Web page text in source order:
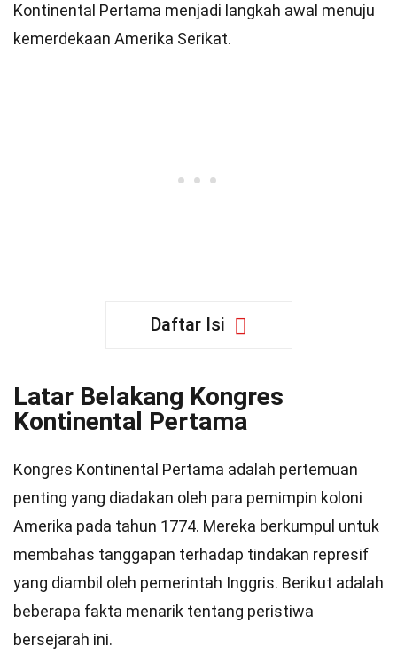
Kontinental Pertama menjadi langkah awal menuju
kemerdekaan Amerika Serikat.
Daftar Isi
Latar Belakang Kongres
Kontinental Pertama
Kongres Kontinental Pertama adalah pertemuan
penting yang diadakan oleh para pemimpin koloni
Amerika pada tahun 1774. Mereka berkumpul untuk
membahas tanggapan terhadap tindakan represif
yang diambil oleh pemerintah Inggris. Berikut adalah
beberapa fakta menarik tentang peristiwa
bersejarah ini.